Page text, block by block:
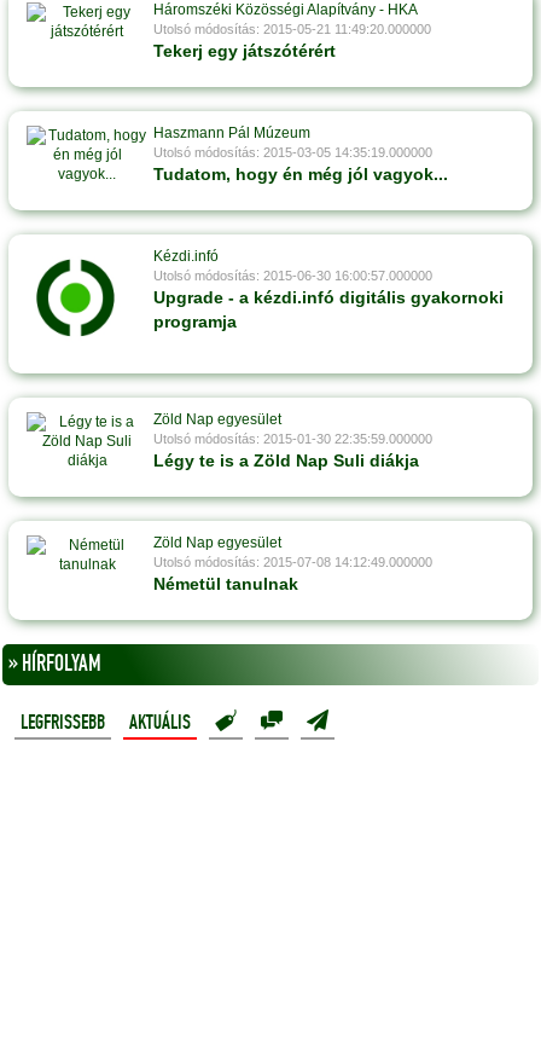
Háromszéki Közösségi Alapítvány - HKA
Utolsó módosítás: 2015-05-21 11:49:20.000000
Tekerj egy játszótérért
Haszmann Pál Múzeum
Utolsó módosítás: 2015-03-05 14:35:19.000000
Tudatom, hogy én még jól vagyok...
Kézdi.infó
Utolsó módosítás: 2015-06-30 16:00:57.000000
Upgrade - a kézdi.infó digitális gyakornoki
programja
Zöld Nap egyesület
Utolsó módosítás: 2015-01-30 22:35:59.000000
Légy te is a Zöld Nap Suli diákja
Zöld Nap egyesület
Utolsó módosítás: 2015-07-08 14:12:49.000000
Németül tanulnak
» HÍRFOLYAM
LEGFRISSEBB AKTUÁLIS